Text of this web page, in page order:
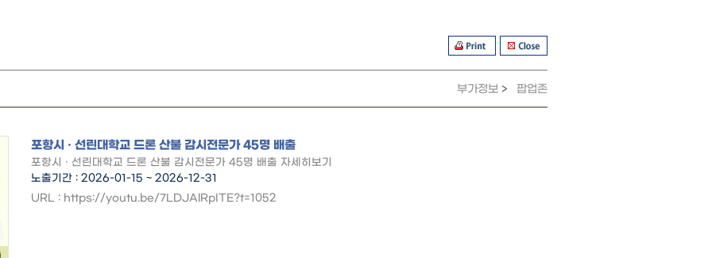
부가정보 > 팝업존
포항시 · 선린대학교 드론 산불 감시전문가 45명 배출
포항시 · 선린대학교 드론 산불 감시전문가 45명 배출 자세히보기
노출기간 : 2026-01-15 ~ 2026-12-31
URL : https://youtu.be/7LDJAlRpITE?t=1052